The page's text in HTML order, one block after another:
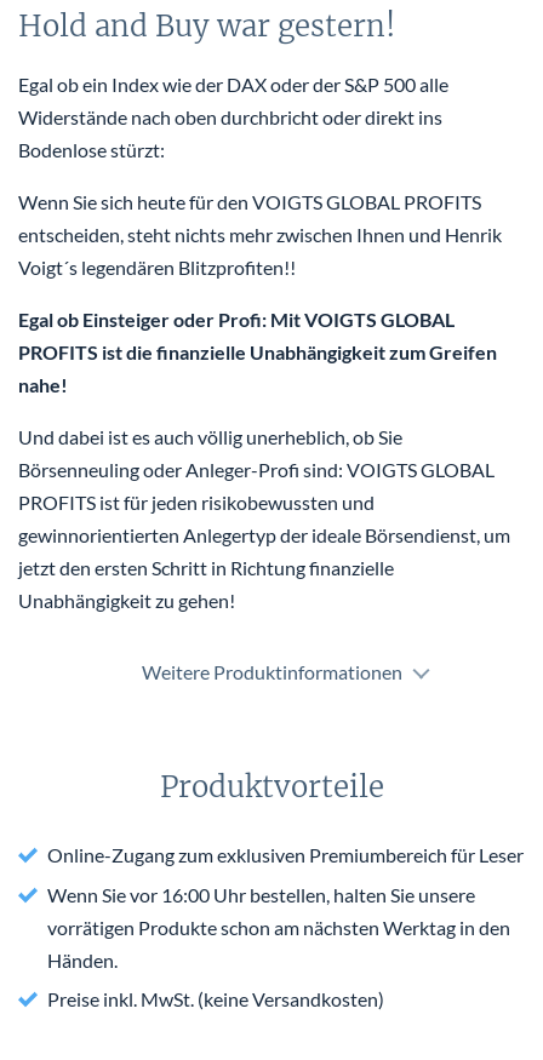
Hold and Buy war gestern!
Egal ob ein Index wie der DAX oder der S&P 500 alle
Widerstände nach oben durchbricht oder direkt ins
Bodenlose stürzt:
Wenn Sie sich heute für den VOIGTS GLOBAL PROFITS
entscheiden, steht nichts mehr zwischen Ihnen und Henrik
Voigt´s legendären Blitzprofiten!!
Egal ob Einsteiger oder Profi: Mit VOIGTS GLOBAL
PROFITS ist die finanzielle Unabhängigkeit zum Greifen
nahe!
Und dabei ist es auch völlig unerheblich, ob Sie
Börsenneuling oder Anleger-Profi sind: VOIGTS GLOBAL
PROFITS ist für jeden risikobewussten und
gewinnorientierten Anlegertyp der ideale Börsendienst, um
jetzt den ersten Schritt in Richtung finanzielle
Unabhängigkeit zu gehen!
Weitere Produktinformationen
Produktvorteile
Online-Zugang zum exklusiven Premiumbereich für Leser
Wenn Sie vor 16:00 Uhr bestellen, halten Sie unsere
vorrätigen Produkte schon am nächsten Werktag in den
Händen.
Preise inkl. MwSt. (keine Versandkosten)